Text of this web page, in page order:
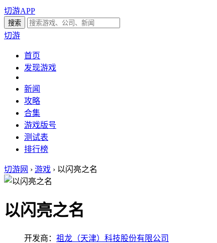
切游APP
切游
首页
发现游戏
新闻
攻略
合集
游戏版号
测试表
排行榜
切游网 › 游戏 › 以闪亮之名
以闪亮之名
开发商： 祖龙（天津）科技股份有限公司